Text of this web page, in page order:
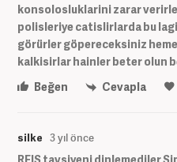
konsolosluklarini zarar
polisleriye catislirlarda bu
görürler göpereceksiniz
kalkisirlar hainler beter olun
Beğen
Cevapla
silke 3 yıl önce